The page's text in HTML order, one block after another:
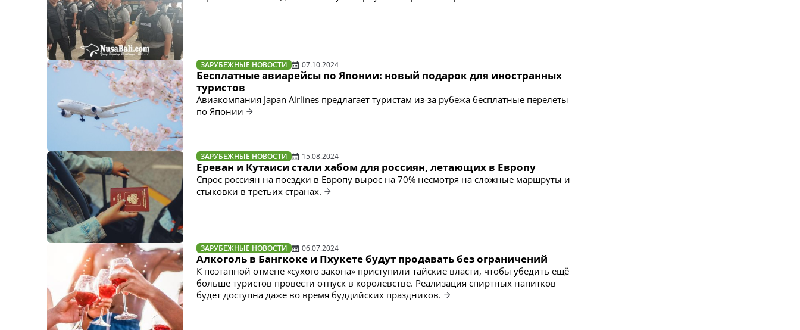
ЗАРУБЕЖНЫЕ НОВОСТИ 07.10.2024
Бесплатные авиарейсы по Японии: новый подарок для иностранных
туристов
Авиакомпания Japan Airlines предлагает туристам из-за рубежа бесплатные перелеты
по Японии
ЗАРУБЕЖНЫЕ НОВОСТИ 15.08.2024
Ереван и Кутаиси стали хабом для россиян, летающих в Европу
Спрос россиян на поездки в Европу вырос на 70% несмотря на сложные маршруты и
стыковки в третьих странах.
ЗАРУБЕЖНЫЕ НОВОСТИ 06.07.2024
Алкоголь в Бангкоке и Пхукете будут продавать без ограничений
К поэтапной отмене «сухого закона» приступили тайские власти, чтобы убедить ещё
больше туристов провести отпуск в королевстве. Реализация спиртных напитков
будет доступна даже во время буддийских праздников.